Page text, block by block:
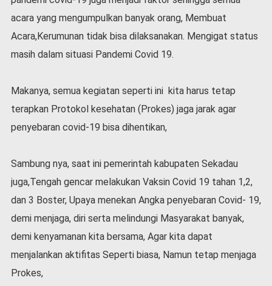
g
p
i
B
e
t
a
C
o
v
d
-
9
acara yang mengumpulkan banyak orang, Membuat
Acara,Kerumunan tidak bisa dilaksanakan. Mengigat status
masih dalam situasi Pandemi Covid 19.
Makanya, semua kegiatan seperti ini kita harus tetap
terapkan Protokol kesehatan (Prokes) jaga jarak agar
penyebaran covid-19 bisa dihentikan,
Sambung nya, saat ini pemerintah kabupaten Sekadau
juga,Tengah gencar melakukan Vaksin Covid 19 tahan 1,2,
dan 3 Boster, Upaya menekan Angka penyebaran Covid- 19,
demi menjaga, diri serta melindungi Masyarakat banyak,
demi kenyamanan kita bersama, Agar kita dapat
menjalankan aktifitas Seperti biasa, Namun tetap menjaga
Prokes,